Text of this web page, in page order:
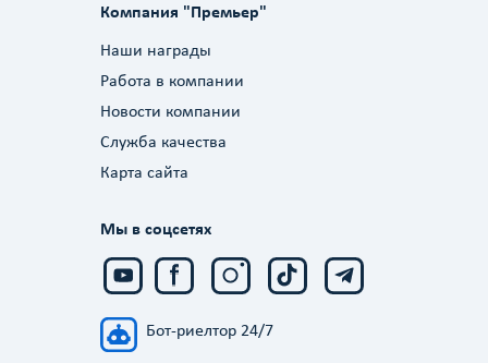
Компания "Премьер"
Наши награды
Работа в компании
Новости компании
Служба качества
Карта сайта
Мы в соцсетях
Бот-риелтор 24/7